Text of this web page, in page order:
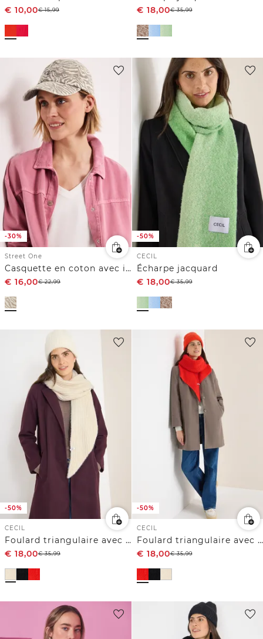
€ 10,00€15,99
€ 18,00€35,99
-30%
Street One
Casquette en coton avec imprimé zèbre
€ 16,00€22,99
-50%
CECIL
Écharpe jacquard
€ 18,00€35,99
-50%
CECIL
Foulard triangulaire avec paillettes
€ 18,00€35,99
-50%
CECIL
Foulard triangulaire avec paillettes
€ 18,00€35,99